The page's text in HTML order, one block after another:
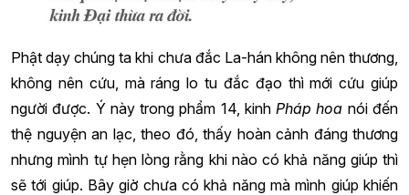
Phật dạy chúng ta khi chưa đắc La-hán không nên thương,
không nên cứu, mà ráng lo tu đắc đạo thì mới cứu giúp
người được. Ý này trong phẩm 14, kinhPháp hoa nói đến
thệ nguyện an lạc, theo đó, thấy hoàn cảnh đáng thương
nhưng mình tự hẹn lòng rằng khi nào có khả năng giúp thì
sẽ tới giúp. Bây giờ chưa có khả năng mà mình giúp khiến